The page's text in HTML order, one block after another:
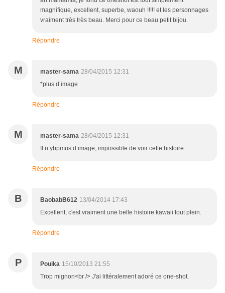
magnifique, excellent, superbe, waouh !!!!! et les personnages
vraiment très très beau. Merci pour ce beau petit bijou.
Répondre
M master-sama 28/04/2015 12:31
*plus d image
Répondre
M master-sama 28/04/2015 12:31
Il n ybpmus d image, impossible de voir cette histoire
Répondre
B BaobabB612 13/04/2014 17:43
Excellent, c'est vraiment une belle histoire kawaii tout plein.
Répondre
P Pouika 15/10/2013 21:55
Trop mignon<br /> J'ai littéralement adoré ce one-shot.